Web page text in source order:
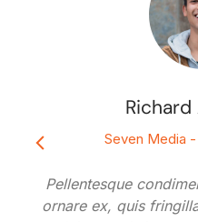
Seven Media
Pellentesque
ornare ex, quis